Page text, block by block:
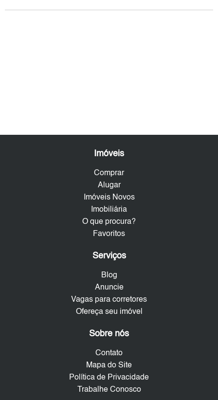
Imóveis
Comprar
Alugar
Imóveis Novos
Imobiliária
O que procura?
Favoritos
Serviços
Blog
Anuncie
Vagas para corretores
Ofereça seu imóvel
Sobre nós
Contato
Mapa do Site
Política de Privacidade
Trabalhe Conosco